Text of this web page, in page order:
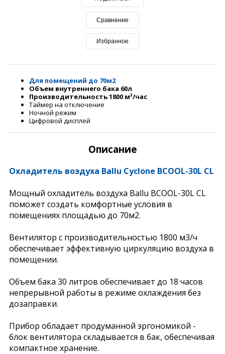
Сравнение
Избранное
Для помещений до 70м2
Объем внутреннего бака 60л
Производительность 1800 м³/час
Таймер на отключение
Ночной режим
Цифровой дисплей
Описание
Охладитель воздуха Ballu Cyclone BCOOL-30L CL
Мощный охладитель воздуха Ballu BCOOL-30L CL
поможет создать комфортные условия в
помещениях площадью до 70м2.
Вентилятор с производительностью 1800 м3/ч
обеспечивает эффективную циркуляцию воздуха в
помещении.
Объем бака 30 литров обеспечивает до 18 часов
непрерывной работы в режиме охлаждения без
дозаправки.
Прибор обладает продуманной эргономикой -
блок вентилятора складывается в бак, обеспечивая
компактное хранение.